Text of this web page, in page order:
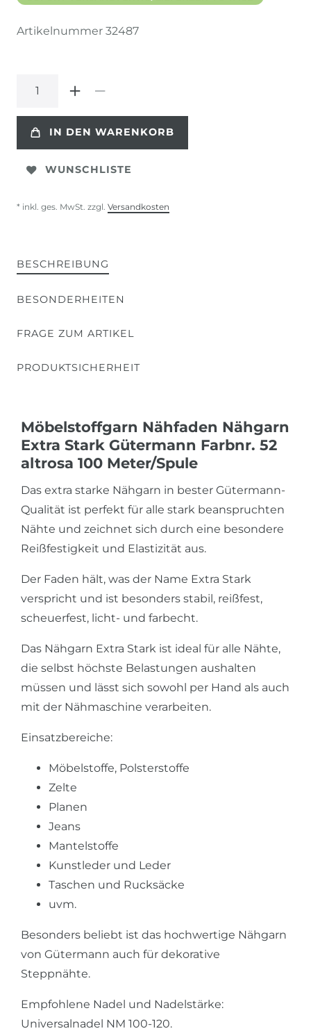
Artikelnummer 32487
IN DEN WARENKORB
WUNSCHLISTE
* inkl. ges. MwSt. zzgl. Versandkosten
BESCHREIBUNG
BESONDERHEITEN
FRAGE ZUM ARTIKEL
PRODUKTSICHERHEIT
Möbelstoffgarn Nähfaden Nähgarn
Extra Stark Gütermann Farbnr. 52
altrosa 100 Meter/Spule
Das extra starke Nähgarn in bester Gütermann-
Qualität ist perfekt für alle stark beanspruchten
Nähte und zeichnet sich durch eine besondere
Reißfestigkeit und Elastizität aus.
Der Faden hält, was der Name Extra Stark
verspricht und ist besonders stabil, reißfest,
scheuerfest, licht- und farbecht.
Das Nähgarn Extra Stark ist ideal für alle Nähte,
die selbst höchste Belastungen aushalten
müssen und lässt sich sowohl per Hand als auch
mit der Nähmaschine verarbeiten.
Einsatzbereiche:
Möbelstoffe, Polsterstoffe
Zelte
Planen
Jeans
Mantelstoffe
Kunstleder und Leder
Taschen und Rucksäcke
uvm.
Besonders beliebt ist das hochwertige Nähgarn
von Gütermann auch für dekorative
Steppnähte.
Empfohlene Nadel und Nadelstärke:
Universalnadel NM 100-120.